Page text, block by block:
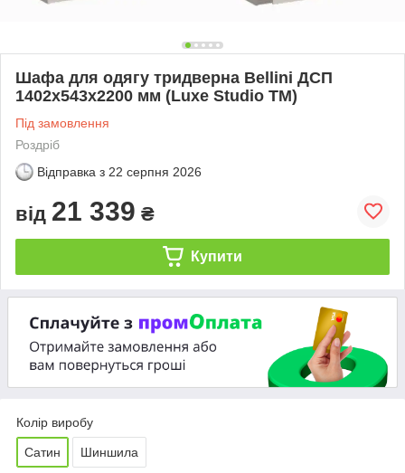
Шафа для одягу тридверна Bellini ДСП
1402х543х2200 мм (Luxe Studio TM)
Під замовлення
Роздріб
Відправка з 22 серпня 2026
від 21 339 ₴
Купити
Колір виробу
Сатин Шиншила